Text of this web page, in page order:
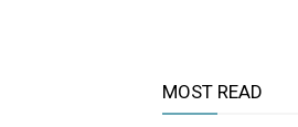
MOST READ